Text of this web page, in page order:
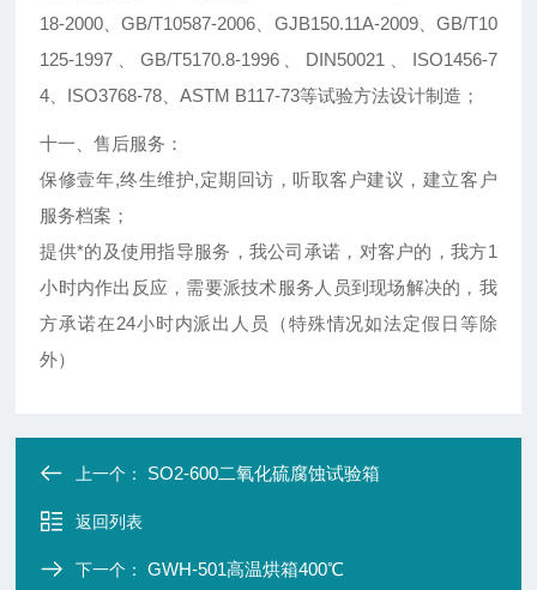
18-2000、GB/T10587-2006、GJB150.11A-2009、GB/T10
125-1997、GB/T5170.8-1996、DIN50021、ISO1456-7
4、ISO3768-78、ASTM B117-73等试验方法设计制造；
十一、售后服务：
保修壹年,终生维护,定期回访，听取客户建议，建立客户
服务档案；
提供*的及使用指导服务，我公司承诺，对客户的，我方1
小时内作出反应，需要派技术服务人员到现场解决的，我
方承诺在24小时内派出人员（特殊情况如法定假日等除
外）
上一个： SO2-600二氧化硫腐蚀试验箱
返回列表
下一个：GWH-501高温烘箱400℃